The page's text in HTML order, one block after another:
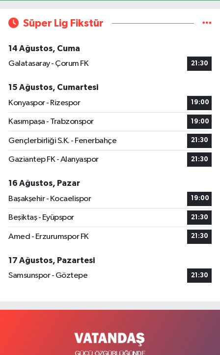
Süper Lig Fikstür
14 Ağustos, Cuma
Galatasaray - Çorum FK
21:30
15 Ağustos, Cumartesi
Konyaspor - Rizespor
19:00
Kasımpaşa - Trabzonspor 19:00
Gençlerbirliği S.K. - Fenerbahçe 21:30
Gaziantep FK - Alanyaspor 21:30
16 Ağustos, Pazar
Başakşehir - Kocaelispor
19:00
Beşiktaş - Eyüpspor 21:30
Amed - Erzurumspor FK 21:30
17 Ağustos, Pazartesi
Samsunspor - Göztepe
21:30